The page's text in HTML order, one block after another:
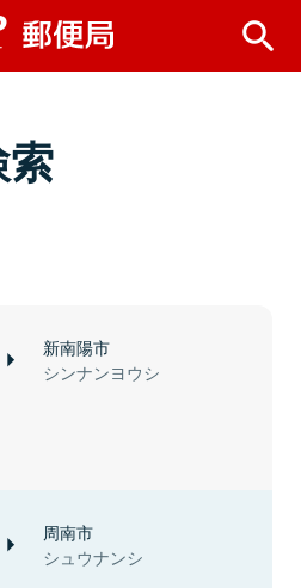
新南陽市
シンナンヨウシ
周南市
シュウナンシ